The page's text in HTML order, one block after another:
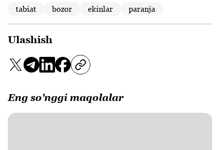
tabiat bozor ekinlar paranja
Ulashish
Eng so'nggi maqolalar